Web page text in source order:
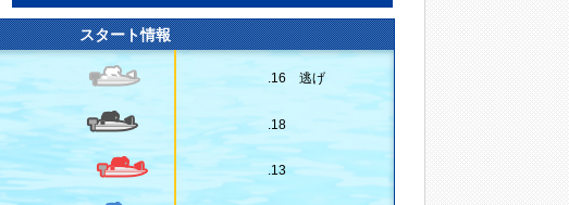
スタート情報
.16 逃げ
.18
.13